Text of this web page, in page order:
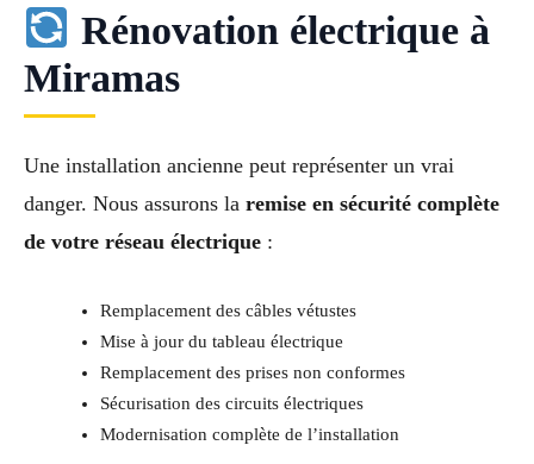
Rénovation électrique à
Miramas
Une installation ancienne peut représenter un vrai
danger. Nous assurons la remise en sécurité complète
de votre réseau électrique :
Remplacement des câbles vétustes
Mise à jour du tableau électrique
Remplacement des prises non conformes
Sécurisation des circuits électriques
Modernisation complète de l’installation